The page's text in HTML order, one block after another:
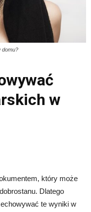
domu?
w
który może
Dlatego
te wyniki w